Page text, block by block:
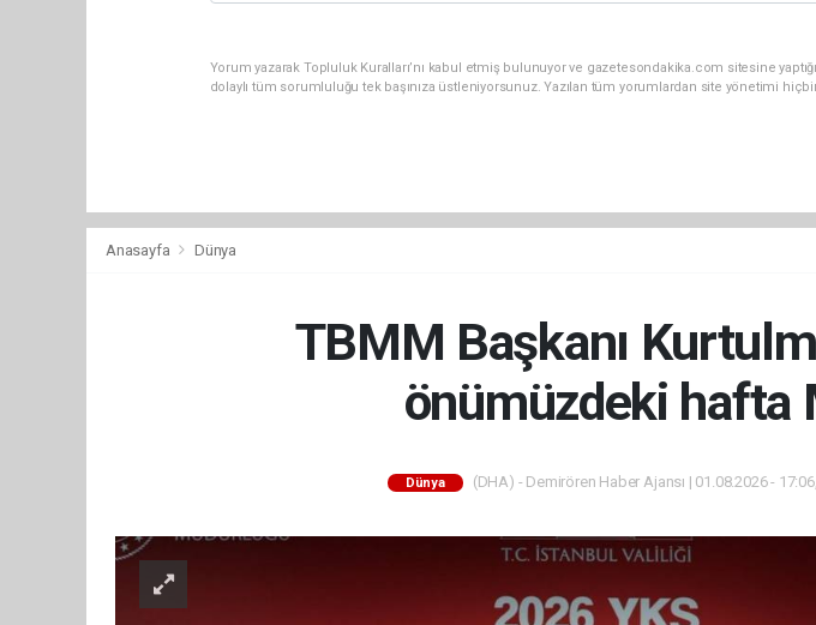
Yorum yazarak Topluluk Kuralları’nı kabul etmiş bulunuyor ve gazetesondakika.com sitesine
dolaylı tüm sorumluluğu tek başınıza üstleniyorsunuz. Yazılan tüm yorumlardan site yönetimi
Anasayfa Dünya
TBMM Başkanı
önümüzdeki hafta
Dünya (DHA) - Demirören Haber Ajansı | 01.08.2026 -